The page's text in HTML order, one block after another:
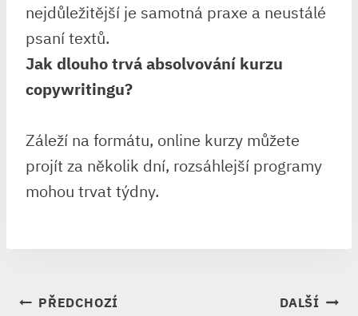
nejdůležitější je samotná praxe a neustálé
psaní textů.
Jak dlouho trvá absolvování kurzu
copywritingu?
Záleží na formátu, online kurzy můžete
projít za několik dní, rozsáhlejší programy
mohou trvat týdny.
NAVIGACE
PŘEDCHOZÍ DALŠÍ